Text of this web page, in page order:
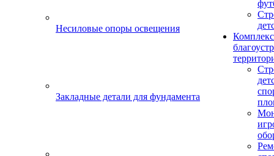
Несиловые опоры освещения
Закладные детали для фундамента